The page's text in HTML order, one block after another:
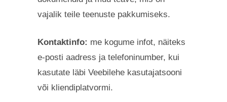
vajalik teile teenuste pakkumiseks.
Kontaktinfo: me kogume infot, näiteks
e-posti aadress ja telefoninumber, kui
kasutate läbi Veebilehe kasutajatsooni
või kliendiplatvormi.